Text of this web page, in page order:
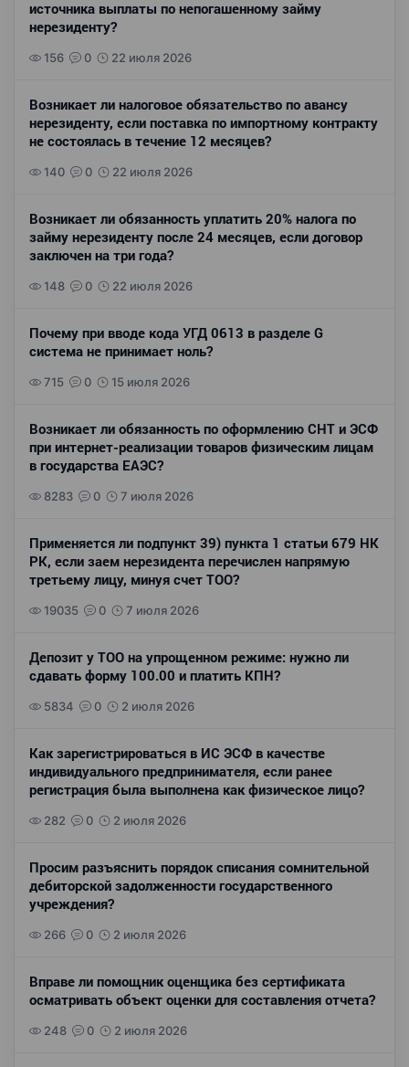
источника выплаты по непогашенному займу
нерезиденту?
156 0 22 июля 2026
Возникает ли налоговое обязательство по авансу
нерезиденту, если поставка по импортному контракту
не состоялась в течение 12 месяцев?
140 0 22 июля 2026
Возникает ли обязанность уплатить 20% налога по
займу нерезиденту после 24 месяцев, если договор
заключен на три года?
148 0 22 июля 2026
Почему при вводе кода УГД 0613 в разделе G
система не принимает ноль?
715 0 15 июля 2026
Возникает ли обязанность по оформлению СНТ и ЭСФ
при интернет-реализации товаров физическим лицам
в государства ЕАЭС?
8283 0 7 июля 2026
Применяется ли подпункт 39) пункта 1 статьи 679 НК
РК, если заем нерезидента перечислен напрямую
третьему лицу, минуя счет ТОО?
19035 0 7 июля 2026
Депозит у ТОО на упрощенном режиме: нужно ли
сдавать форму 100.00 и платить КПН?
5834 0 2 июля 2026
Как зарегистрироваться в ИС ЭСФ в качестве
индивидуального предпринимателя, если ранее
регистрация была выполнена как физическое лицо?
282 0 2 июля 2026
Просим разъяснить порядок списания сомнительной
дебиторской задолженности государственного
учреждения?
266 0 2 июля 2026
Вправе ли помощник оценщика без сертификата
осматривать объект оценки для составления отчета?
248 0 2 июля 2026